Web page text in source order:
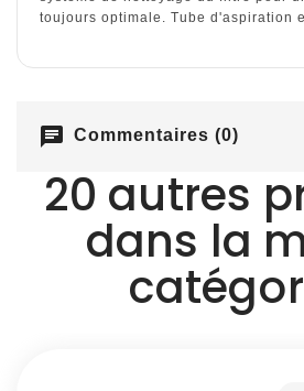
toujours optimale. Tube d'aspiration
chat Commentaires (0)
20 autres
dans la